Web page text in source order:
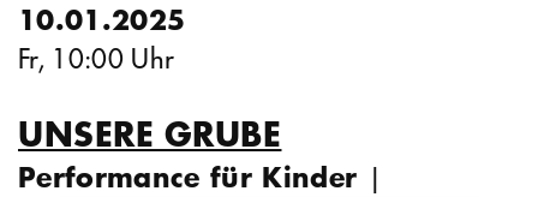
10.01.2025
Fr, 10:00 Uhr
UNSERE GRUBE
Performance für Kinder |